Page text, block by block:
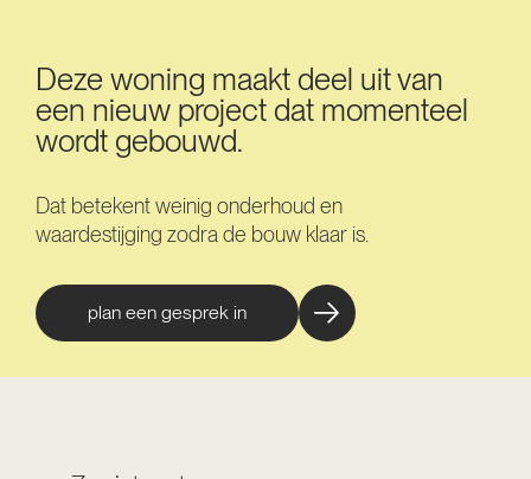
Deze woning maakt deel uit van
een nieuw project dat momenteel
wordt gebouwd.
Dat betekent weinig onderhoud en
waardestijging zodra de bouw klaar is.
plan een gesprek in